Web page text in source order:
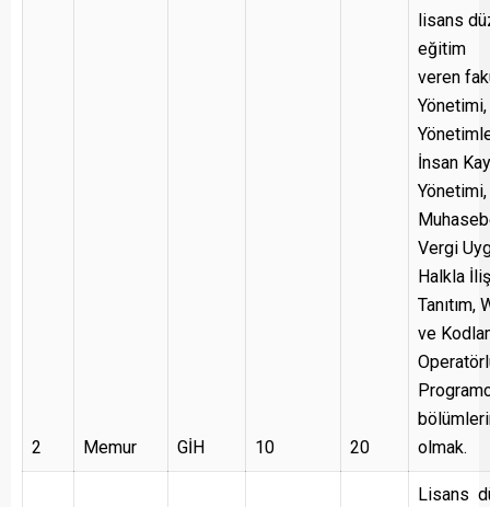
2 Memur GİH 10 20
lisans
eğitim
veren
İnsan
Vergi
Halkla
Tanıtım,
ve
olmak.
Lisans